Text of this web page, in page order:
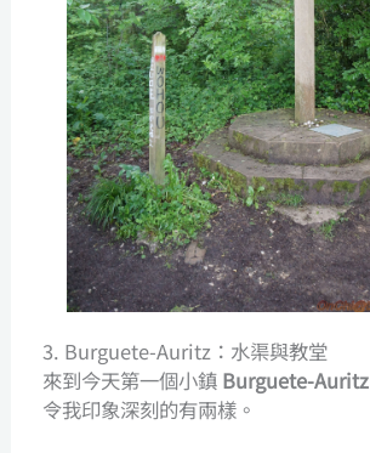
3. Burguete-Auritz：水渠與教堂
來到今天第一個小鎮 Burguete-Auritz
令我印象深刻的有兩樣。